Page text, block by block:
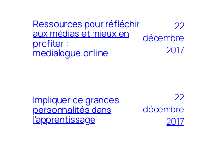
Ressources pour réfléchir
aux médias et mieux en
profiter :
medialogue.online
22
décembre
2017
Impliquer de grandes
personnalités dans
l’apprentissage
22
décembre
2017